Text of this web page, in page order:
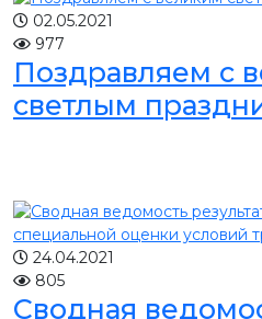
02.05.2021
977
Поздравляем с
светлым
24.04.2021
805
Сводная